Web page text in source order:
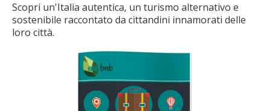
Scopri un'Italia autentica, un turismo alternativo e
sostenibile raccontato da cittandini innamorati delle
loro città.